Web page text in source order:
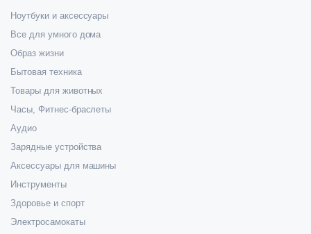
Ноутбуки и аксессуары
Все для умного дома
Образ жизни
Бытовая техника
Товары для животных
Часы, Фитнес-браслеты
Аудио
Зарядные устройства
Аксессуары для машины
Инструменты
Здоровье и спорт
Электросамокаты